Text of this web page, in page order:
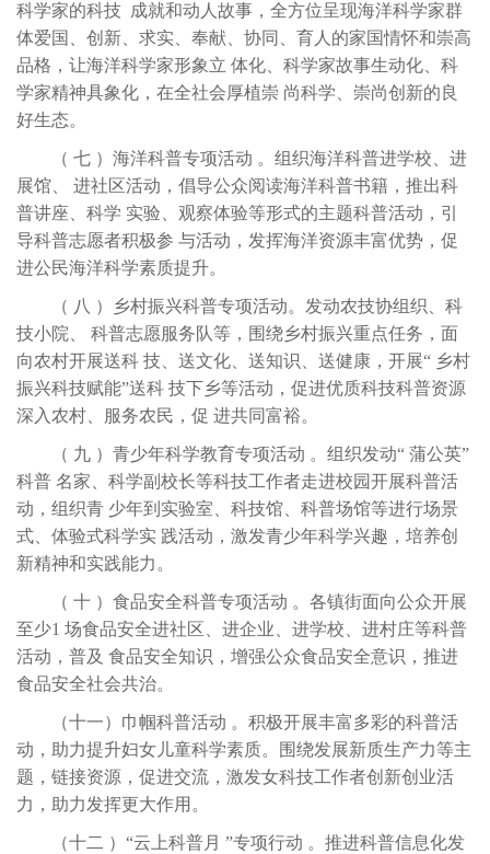
科学家的科技 成就和动人故事，全方位呈现海洋科学家群
体爱国、创新、求实、奉献、协同、育人的家国情怀和崇高
品格，让海洋科学家形象立 体化、科学家故事生动化、科
学家精神具象化，在全社会厚植崇 尚科学、崇尚创新的良
好生态。
（ 七 ）海洋科普专项活动 。组织海洋科普进学校、进
展馆、
进社区活动，倡导公众阅读海洋科普书籍，推出科
普讲座、科学 实验、观察体验等形式的主题科普活动，引
导科普志愿者积极参 与活动，发挥海洋资源丰富优势，促
进公民海洋科学素质提升。
（ 八 ）乡村振兴科普专项活动。发动农技协组织、科
技小院、
科普志愿服务队等，围绕乡村振兴重点任务，面
向农村开展送科 技、送文化、送知识、送健康，开展“ 乡村
振兴科技赋能”送科 技下乡等活动，促进优质科技科普资源
深入农村、服务农民，促 进共同富裕。
（ 九 ）青少年科学教育专项活动 。组织发动“ 蒲公英”
科普 名家、科学副校长等科技工作者走进校园开展科普活
动，组织青 少年到实验室、科技馆、科普场馆等进行场景
式、体验式科学实 践活动，激发青少年科学兴趣，培养创
新精神和实践能力。
（ 十 ）食品安全科普专项活动 。各镇街面向公众开展
至少1 场食品安全进社区、进企业、进学校、进村庄等科普
活动，普及 食品安全知识，增强公众食品安全意识，推进
食品安全社会共治。
（十一）巾帼科普活动 。积极开展丰富多彩的科普活
动，助力提升妇女儿童科学素质。围绕发展新质生产力等主
题，链接资源，促进交流，激发女科技工作者创新创业活
力，助力发挥更大作用。
（十二 ） “云上科普月 ”专项行动 。推进科普信息化发